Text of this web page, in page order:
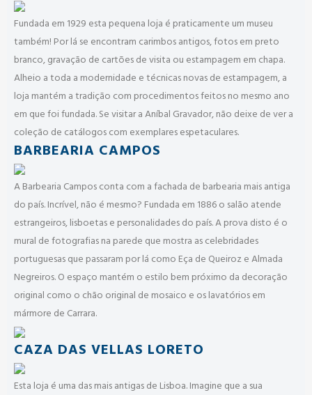
Fundada em 1929 esta pequena loja é praticamente um museu
também! Por lá se encontram carimbos antigos, fotos em preto
branco, gravação de cartões de visita ou estampagem em chapa.
Alheio a toda a modernidade e técnicas novas de estampagem, a
loja mantém a tradição com procedimentos feitos no mesmo ano
em que foi fundada. Se visitar a Aníbal Gravador, não deixe de ver a
coleção de catálogos com exemplares espetaculares.
BARBEARIA CAMPOS
A Barbearia Campos conta com a fachada de barbearia mais antiga
do país. Incrível, não é mesmo? Fundada em 1886 o salão atende
estrangeiros, lisboetas e personalidades do país. A prova disto é o
mural de fotografias na parede que mostra as celebridades
portuguesas que passaram por lá como Eça de Queiroz e Almada
Negreiros. O espaço mantém o estilo bem próximo da decoração
original como o chão original de mosaico e os lavatórios em
mármore de Carrara.
CAZA DAS VELLAS LORETO
Esta loja é uma das mais antigas de Lisboa. Imagine que a sua